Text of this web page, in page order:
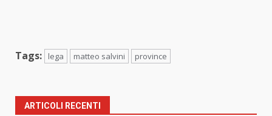
Tags: lega matteo salvini province
ARTICOLI RECENTI